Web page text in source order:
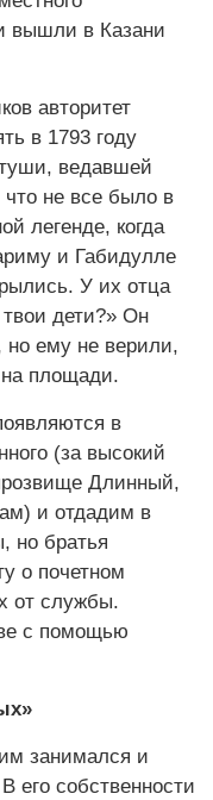
вышли в Казани
авторитет
в 1793 году
ведавшей
что не все было в
легенде, когда
и Габидулле
У их отца
дети?» Он
но ему не верили,
площади.
в
(за высокий
Длинный,
и отдадим в
но братья
о почетном
от службы.
с помощью
занимался и
его собственности